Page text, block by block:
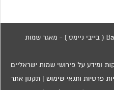
כל הזכויות שמורות 2015 Baby Names ( בייבי ניימס ) - מאגר שמות
ומידע על פירושי שמות ישראליים
פרטיות ותנאי שימוש תקנון אתר